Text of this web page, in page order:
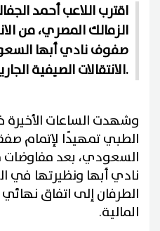
اقترب اللاعب أحمد
الزمالك المصري، من
صفوف نادي أبها
الانتقالات الصيفية الجارية.
وشهدت الساعات
الطبي تمهيدًا لإتمام
السعودي، بعد مفاوضات
نادي أبها ونظيرتها في
الطرفان إلى اتفاق
المالية.